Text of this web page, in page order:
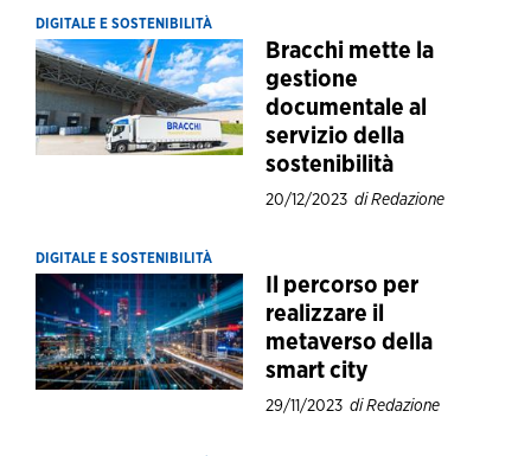
DIGITALE E SOSTENIBILITÀ
Bracchi mette la
gestione
documentale al
servizio della
sostenibilità
20/12/2023 di Redazione
DIGITALE E SOSTENIBILITÀ
Il percorso per
realizzare il
metaverso della
smart city
29/11/2023 di Redazione